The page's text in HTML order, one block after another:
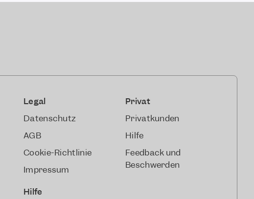
Legal
Datenschutz
AGB
Cookie-Richtlinie
Impressum
Hilfe
Privat
Privatkunden
Hilfe
Feedback und
Beschwerden